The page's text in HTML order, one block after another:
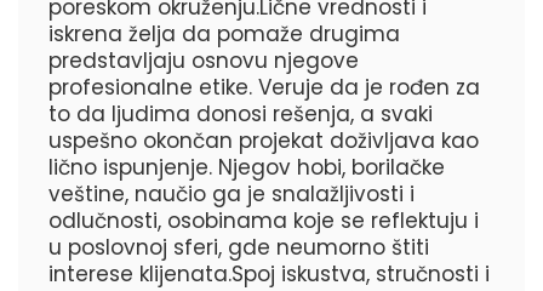
poreskom okruženju.Lične vrednosti i
iskrena želja da pomaže drugima
predstavljaju osnovu njegove
profesionalne etike. Veruje da je rođen za
to da ljudima donosi rešenja, a svaki
uspešno okončan projekat doživljava kao
lično ispunjenje. Njegov hobi, borilačke
veštine, naučio ga je snalažljivosti i
odlučnosti, osobinama koje se reflektuju i
u poslovnoj sferi, gde neumorno štiti
interese klijenata.Spoj iskustva, stručnosti i